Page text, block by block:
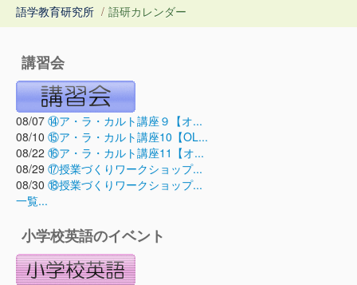
語学教育研究所 / 語研カレンダー
講習会
08/07 ⑭ア・ラ・カルト講座９【オ...
08/10 ⑮ア・ラ・カルト講座10【OL...
08/22 ⑯ア・ラ・カルト講座11【オ...
08/29 ⑰授業づくりワークショップ...
08/30 ⑱授業づくりワークショップ...
一覧...
小学校英語のイベント